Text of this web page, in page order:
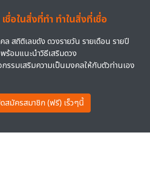
ชื่อในสิ่งที่ทำ ทำในสิ่งที่เชื่อ
ล สถิติเลขดัง ดวงรายวัน รายเดือน รายปี
พร้อมแนะนำวิธีเสริมดวง
รรมเสริมความเป็นมงคลให้กับตัวท่านเอง
สมัครสมาชิก (ฟรี) เร็วๆนี้